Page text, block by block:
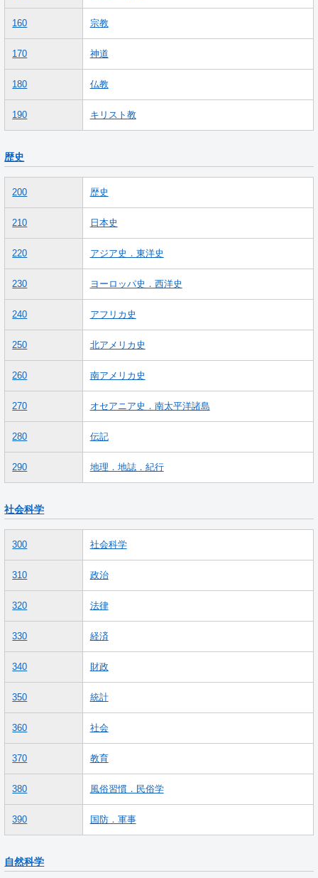
160 宗教
170 神道
180 仏教
190 キリスト教
歴史
200 歴史
210 日本史
220 アジア史．東洋史
230 ヨーロッパ史．西洋史
240 アフリカ史
250 北アメリカ史
260 南アメリカ史
270 オセアニア史．南太平洋諸島
280 伝記
290 地理．地誌．紀行
社会科学
300 社会科学
310 政治
320 法律
330 経済
340 財政
350 統計
360 社会
370 教育
380 風俗習慣．民俗学
390 国防．軍事
自然科学